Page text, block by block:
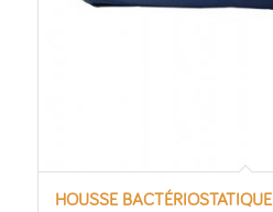
HOUSSE BACTÉRIOSTATIQUE